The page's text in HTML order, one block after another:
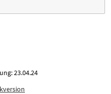
23.04.24